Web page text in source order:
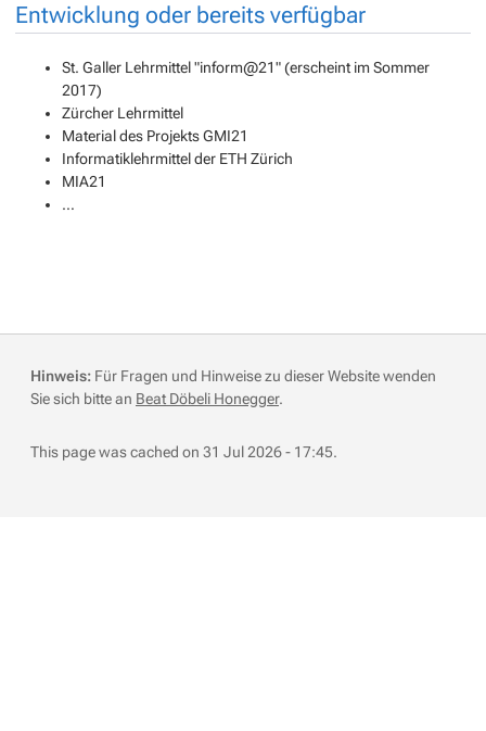
Entwicklung oder bereits verfügbar
St. Galler Lehrmittel "inform@21" (erscheint im Sommer
2017)
Zürcher Lehrmittel
Material des Projekts GMI21
Informatiklehrmittel der ETH Zürich
MIA21
…
Hinweis: Für Fragen und Hinweise zu dieser Website wenden
Sie sich bitte an Beat Döbeli Honegger.
This page was cached on 31 Jul 2026 - 17:45.